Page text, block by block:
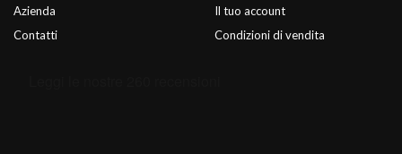
Azienda
Contatti
Il tuo account
Condizioni di vendita